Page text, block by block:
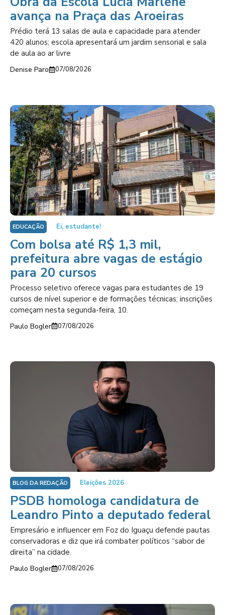
avança na Praça das Aroeiras
Prédio terá 13 salas de aula e capacidade para atender
420 alunos; escola apresentará um jardim sensorial e sala
de aula ao ar livre
Denise Paro 07/08/2026
EDUCAÇÃO Ei, estudante!
Com bolsa até R$ 1,3 mil,
prefeitura abre vagas de estágio
para 20 cursos
Processo seletivo oferece vagas para estudantes de 19
cursos de nível superior e de formações técnicas; inscrições
começam nesta segunda-feira, 10.
Paulo Bogler 07/08/2026
BLOG DA REDAÇÃO Eleições 2026
PSDB homologa candidatura de
Leandro Pinto a deputado federal
Empresário e influencer em Foz do Iguaçu defende pautas
conservadoras e diz que irá combater políticos “sabor de
direita” na cidade.
Paulo Bogler 07/08/2026